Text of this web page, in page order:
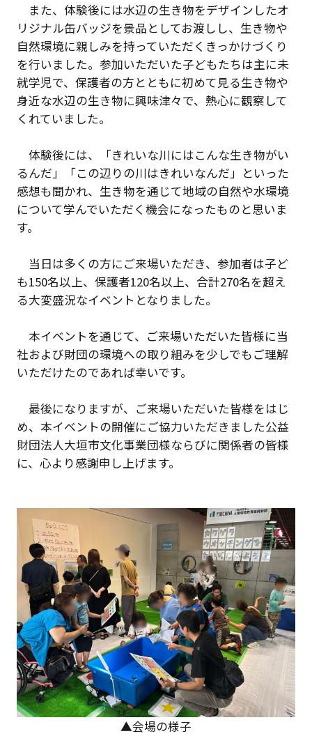
また、体験後には水辺の生き物をデザインしたオ
リジナル缶バッジを景品としてお渡しし、生き物や
自然環境に親しみを持っていただくきっかけづくり
を行いました。参加いただいた子どもたちは主に未
就学児で、保護者の方とともに初めて見る生き物や
身近な水辺の生き物に興味津々で、熱心に観察して
くれていました。
体験後には、「きれいな川にはこんな生き物がい
るんだ」「この辺りの川はきれいなんだ」といった
感想も聞かれ、生き物を通じて地域の自然や水環境
について学んでいただく機会になったものと思いま
す。
当日は多くの方にご来場いただき、参加者は子ど
も150名以上、保護者120名以上、合計270名を超え
る大変盛況なイベントとなりました。
本イベントを通じて、ご来場いただいた皆様に当
社および財団の環境への取り組みを少しでもご理解
いただけたのであれば幸いです。
最後になりますが、ご来場いただいた皆様をはじ
め、本イベントの開催にご協力いただきました公益
財団法人大垣市文化事業団様ならびに関係者の皆様
に、心より感謝申し上げます。
▲会場の様子